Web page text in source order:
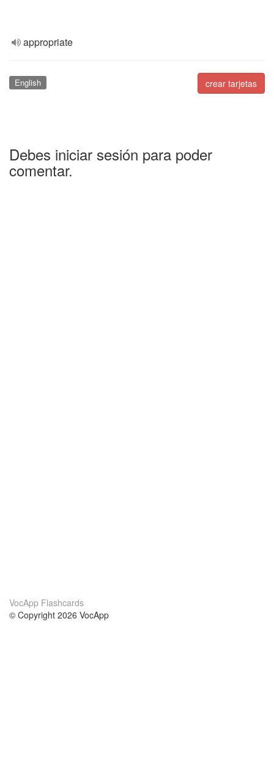
appropriate
crear tarjetas
English
Debes iniciar sesión para poder
comentar.
VocApp Flashcards
© Copyright 2026 VocApp